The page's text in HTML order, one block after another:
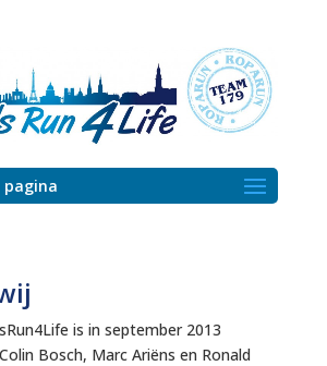
pagina
is in september 2013
Bosch, Marc Ariëns en Ronald